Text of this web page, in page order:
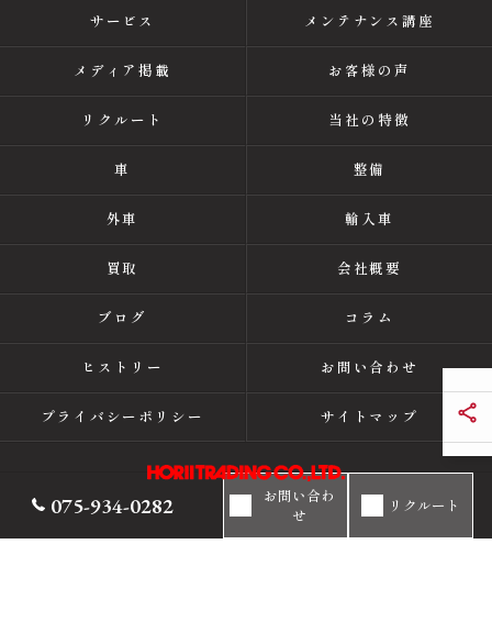
075-934-0282
お問い合わ
せ
リクルート
サービス メンテナンス講座
メディア掲載 お客様の声
リクルート 当社の特徴
車 整備
外車 輸入車
買取 会社概要
ブログ コラム
ヒストリー お問い合わせ
プライバシーポリシー サイトマップ
© 2026 京都の中古車販売ならホリイトレーディング ALL RIGHTS RESERVED.